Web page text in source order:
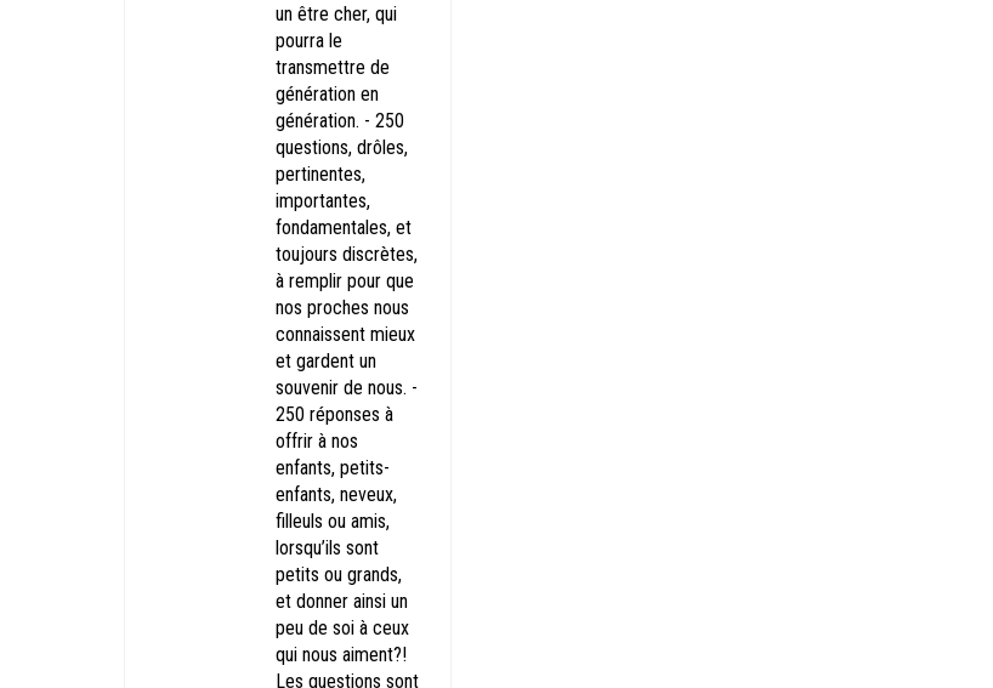
un être cher, qui
pourra le
transmettre de
génération en
génération. - 250
questions, drôles,
pertinentes,
importantes,
fondamentales, et
toujours discrètes,
à remplir pour que
nos proches nous
connaissent mieux
et gardent un
souvenir de nous. -
250 réponses à
offrir à nos
enfants, petits-
enfants, neveux,
filleuls ou amis,
lorsqu’ils sont
petits ou grands,
et donner ainsi un
peu de soi à ceux
qui nous aiment?!
Les questions sont